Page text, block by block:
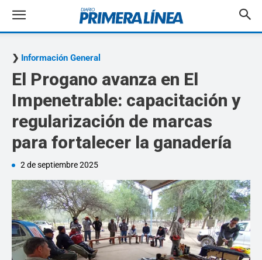
Información General
El Progano avanza en El
Impenetrable: capacitación y
regularización de marcas
para fortalecer la ganadería
2 de septiembre 2025